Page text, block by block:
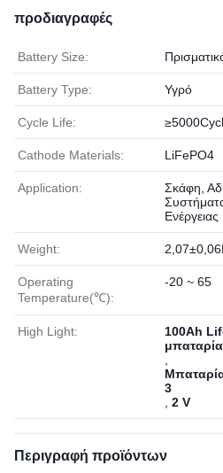
προδιαγραφές
Battery Size:
Battery Type: Υγρό
Cycle Life:
Cathode Materials: LiFePO4
Application:
Σκάφη,
Ενέργειας
Weight:
Operating
Temperature(℃):
-20 ~ 65
High Light:
100Ah
μπαταρία
3
2 V
Περιγραφή προϊόντων